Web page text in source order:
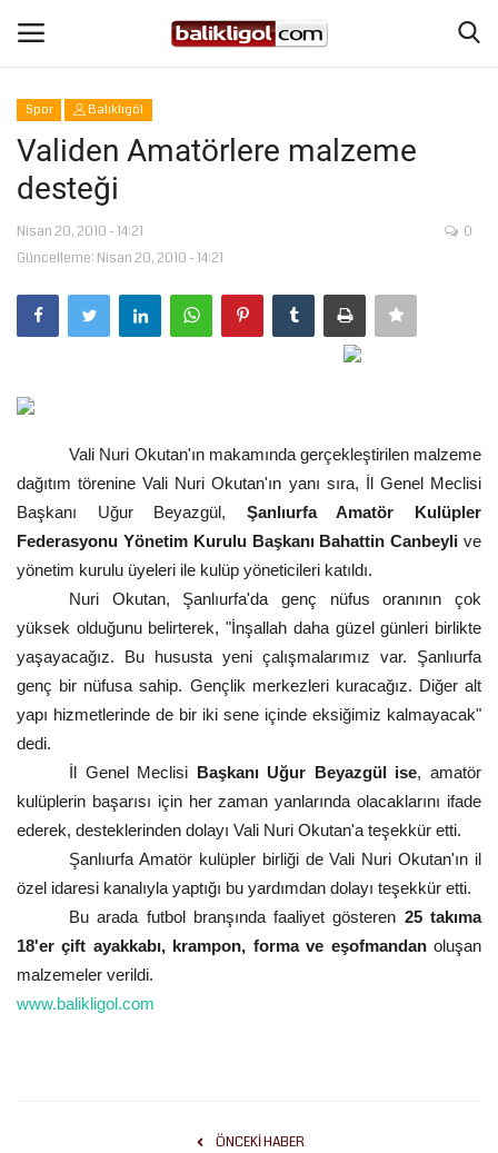
Giriş Yap
Anasayfa
Köşe Yazıları
Şanlıurfa
Spor
Gündem
Tekno Bilim
Ekonomi
Galeriler
Siyaset
Künye
Yaşam
Sağlık
İletişim
Spor Balıklıgöl
Validen Amatörlere malzeme
desteği
Nisan 20, 2010 - 14:21
Güncelleme: Nisan 20, 2010 - 14:21
0
Vali Nuri Okutan'ın makamında gerçekleştirilen malzeme
dağıtım törenine Vali Nuri Okutan'ın yanı sıra, İl Genel Meclisi
Başkanı Uğur Beyazgül, Şanlıurfa Amatör Kulüpler
Federasyonu Yönetim Kurulu Başkanı Bahattin Canbeyli ve
yönetim kurulu üyeleri ile kulüp yöneticileri katıldı.
Nuri Okutan, Şanlıurfa'da genç nüfus oranının çok
yüksek olduğunu belirterek, "İnşallah daha güzel günleri birlikte
yaşayacağız. Bu hususta yeni çalışmalarımız var. Şanlıurfa
genç bir nüfusa sahip. Gençlik merkezleri kuracağız. Diğer alt
yapı hizmetlerinde de bir iki sene içinde eksiğimiz kalmayacak"
dedi.
İl Genel Meclisi
Başkanı Uğur Beyazgül ise, amatör
kulüplerin başarısı için her zaman yanlarında olacaklarını ifade
ederek, desteklerinden dolayı Vali Nuri Okutan'a teşekkür etti.
Şanlıurfa Amatör kulüpler birliği de Vali Nuri Okutan'ın il
özel idaresi kanalıyla yaptığı bu yardımdan dolayı teşekkür etti.
Bu arada futbol branşında faaliyet gösteren 25 takıma
18'er çift ayakkabı, krampon, forma ve eşofmandanoluşan
malzemeler verildi.
www.balikligol.com
ÖNCEKI HABER